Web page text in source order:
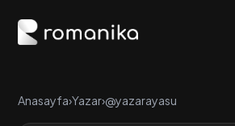
Anasayfa›Yazar›@yazarayasu